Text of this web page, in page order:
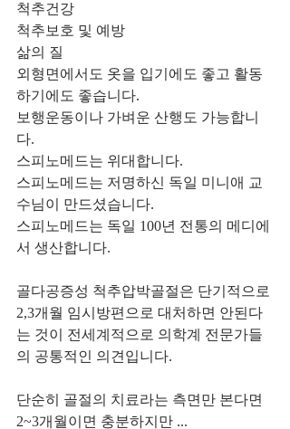
척추건강
척추보호 및 예방
삶의 질
외형면에서도 옷을 입기에도 좋고 활동
하기에도 좋습니다.
보행운동이나 가벼운 산행도 가능합니
다.
스피노메드는 위대합니다.
스피노메드는 저명하신 독일 미니애 교
수님이 만드셨습니다.
스피노메드는 독일 100년 전통의 메디에
서 생산합니다.
골다공증성 척추압박골절은 단기적으로
2,3개월 임시방편으로 대처하면 안된다
는 것이 전세계적으로 의학계 전문가들
의 공통적인 의견입니다.
단순히 골절의 치료라는 측면만 본다면
2~3개월이면 충분하지만 ...